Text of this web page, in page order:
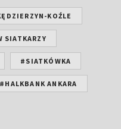
KOŹLE
SIATKARZY
#SIATKÓWKA
#HALKBANK ANKARA